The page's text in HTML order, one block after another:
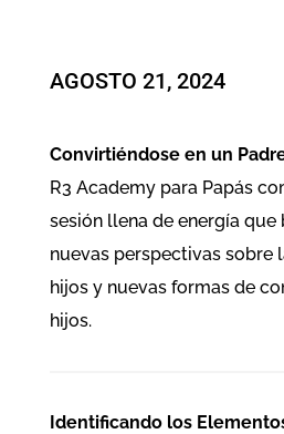
AGOSTO 21, 2024
Convirtiéndose en un
R3 Academy para Papás
sesión llena de energía que
nuevas perspectivas sobre
hijos y nuevas formas de
hijos.
Identificando los